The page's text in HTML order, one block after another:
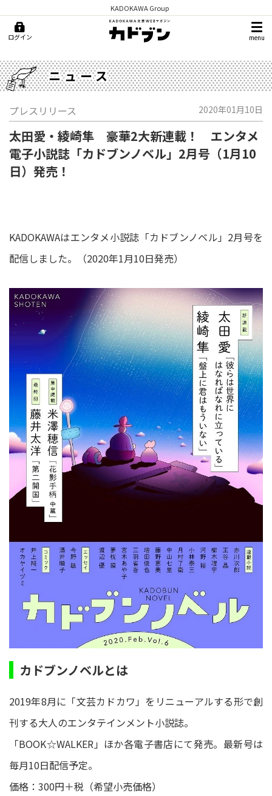
KADOKAWA Group
ログイン menu
ニュース
プレスリリース 2020年01月10日
太田愛・綾崎隼 豪華2大新連載！ エンタメ
電子小説誌「カドブンノベル」2月号（1月10
日）発売！
KADOKAWAはエンタメ小説誌「カドブンノベル」2月号を
配信しました。（2020年1月10日発売）
カドブンノベルとは
2019年8月に「文芸カドカワ」をリニューアルする形で創
刊する大人のエンタテインメント小説誌。
「BOOK☆WALKER」ほか各電子書店にて発売。最新号は
毎月10日配信予定。
価格：300円＋税（希望小売価格）